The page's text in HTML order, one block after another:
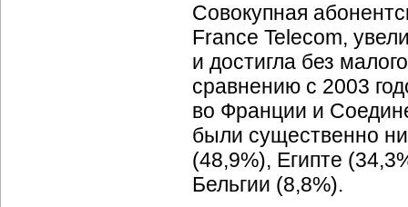
Совокупная
France Telecom,
и достигла без
сравнению с 2003
во Франции и
были существенно
(48,9%), Египте
Бельгии (8,8%).